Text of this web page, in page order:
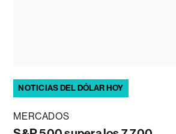
NOTICIAS DEL DÓLAR HOY
MERCADOS